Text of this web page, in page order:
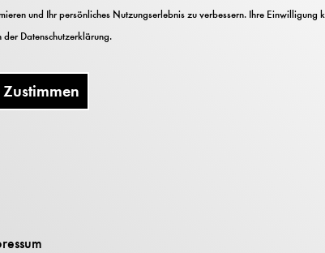
und Ihr persönliches Nutzungserlebnis zu verbessern. Ihre Einwilligung
derDatenschutzerklärung.
Zustimmen